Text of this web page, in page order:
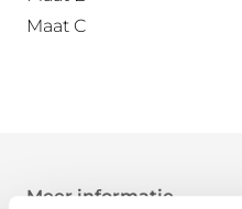
Maat C
Meer informatie